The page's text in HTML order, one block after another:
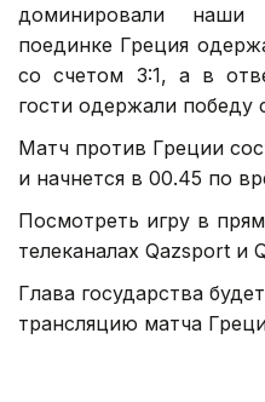
доминировали
поединке Греция
со счетом 3:1, а в
гости одержали победу
Матч против Греции
и начнется в 00.45 по
Посмотреть игру в
телеканалах Qazsport и
Глава государства будет
трансляцию матча